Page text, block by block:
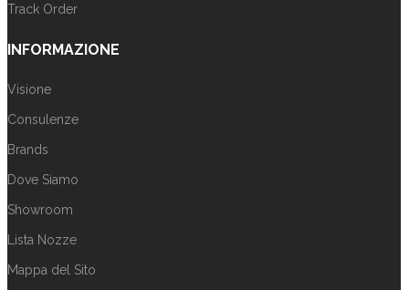
Track Order
INFORMAZIONE
Visione
Consulenze
Brands
Dove Siamo
Showroom
Lista Nozze
Mappa del Sito